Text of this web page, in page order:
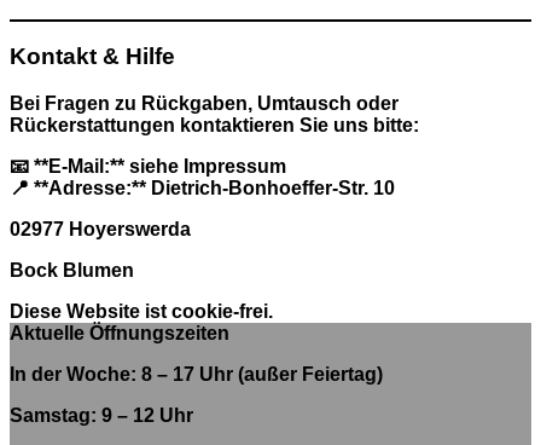
Kontakt & Hilfe
Bei Fragen zu Rückgaben, Umtausch oder
Rückerstattungen kontaktieren Sie uns bitte:
📧 **E-Mail:** siehe Impressum
📍 **Adresse:** Dietrich-Bonhoeffer-Str. 10
02977 Hoyerswerda
Bock Blumen
Diese Website ist cookie-frei.
Aktuelle Öffnungszeiten
In der Woche: 8 – 17 Uhr (außer Feiertag)
Samstag: 9 – 12 Uhr